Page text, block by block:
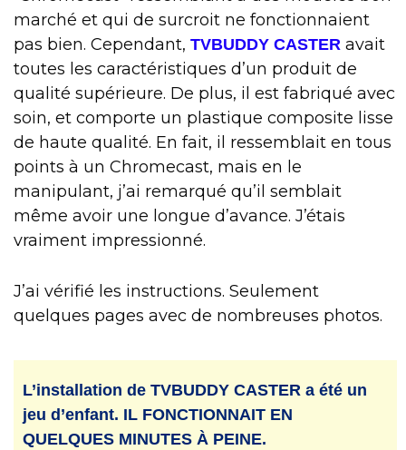
marché et qui de surcroit ne fonctionnaient
pas bien. Cependant, TVBUDDY CASTER avait
toutes les caractéristiques d’un produit de
qualité supérieure. De plus, il est fabriqué avec
soin, et comporte un plastique composite lisse
de haute qualité. En fait, il ressemblait en tous
points à un Chromecast, mais en le
manipulant, j’ai remarqué qu’il semblait
même avoir une longue d’avance. J’étais
vraiment impressionné.
J’ai vérifié les instructions. Seulement
quelques pages avec de nombreuses photos.
L’installation de TVBUDDY CASTER a été un
jeu d’enfant. IL FONCTIONNAIT EN
QUELQUES MINUTES À PEINE.